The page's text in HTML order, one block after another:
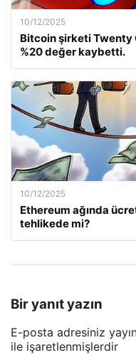
10/12/2025
Bitcoin şirketi Twenty
%20 değer kaybetti.
10/12/2025
Ethereum ağında
tehlikede mi?
Bir yanıt yazın
E-posta adresiniz
ile işaretlenmişlerdir